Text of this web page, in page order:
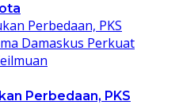
Perbedaan, PKS